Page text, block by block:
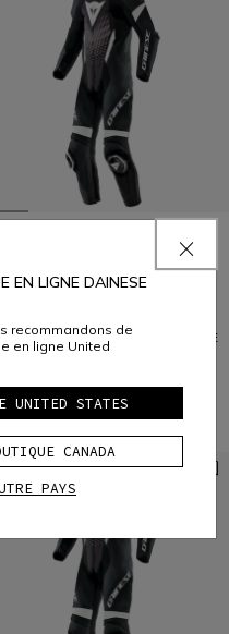
PERSONNALISABLE
LAGUNA SECA 6 - COMBINAISON
EN CUIR PERFORÉE HOMME
TAILLE SHORT/TALL (S/T)
EN LIGNE DAINESE
recommandons de
en ligne United
UNITED STATES
CANADA
PAYS